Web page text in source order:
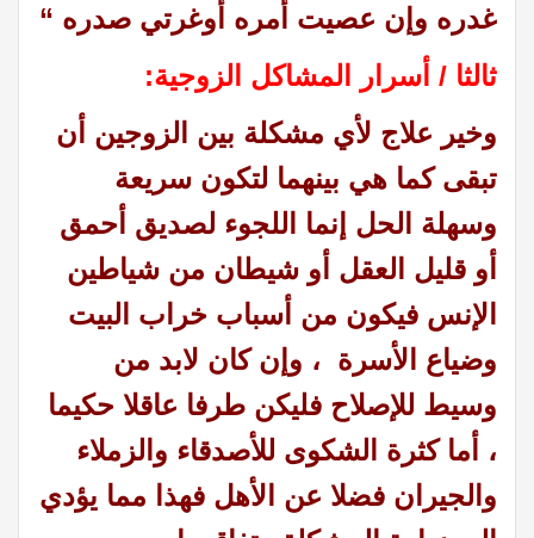
غدره وإن عصيت أمره أوغرتي صدره “
ثالثا / أسرار المشاكل الزوجية:
وخير علاج لأي مشكلة بين الزوجين أن
تبقى كما هي بينهما لتكون سريعة
وسهلة الحل إنما اللجوء لصديق أحمق
أو قليل العقل أو شيطان من شياطين
الإنس فيكون من أسباب خراب البيت
وضياع الأسرة ، وإن كان لابد من
وسيط للإصلاح فليكن طرفا عاقلا حكيما
، أما كثرة الشكوى للأصدقاء والزملاء
والجيران فضلا عن الأهل فهذا مما يؤدي